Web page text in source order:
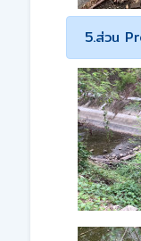
5.ส่วน